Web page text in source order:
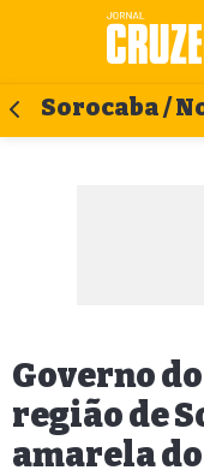
Sorocaba /
Governo
região de
amarela do